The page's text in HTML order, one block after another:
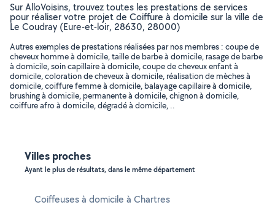
Sur AlloVoisins, trouvez toutes les prestations de services
pour réaliser votre projet de Coiffure à domicile sur la ville de
Le Coudray (Eure-et-loir, 28630, 28000)
Autres exemples de prestations réalisées par nos membres : coupe de
cheveux homme à domicile, taille de barbe à domicile, rasage de barbe
à domicile, soin capillaire à domicile, coupe de cheveux enfant à
domicile, coloration de cheveux à domicile, réalisation de mèches à
domicile, coiffure femme à domicile, balayage capillaire à domicile,
brushing à domicile, permanente à domicile, chignon à domicile,
coiffure afro à domicile, dégradé à domicile, ..
Villes proches
Ayant le plus de résultats, dans le même département
Coiffeuses à domicile à Chartres